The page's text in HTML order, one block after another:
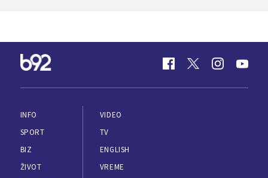
INFO
SPORT
BIZ
ŽIVOT
VIDEO
TV
ENGLISH
VREME